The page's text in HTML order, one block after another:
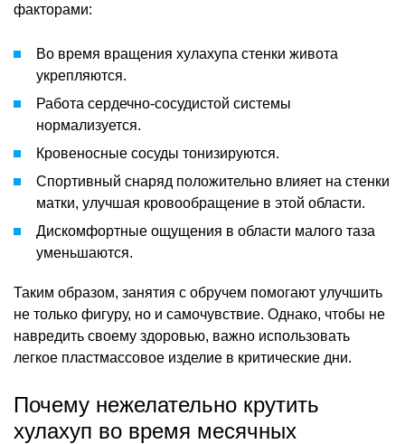
факторами:
Во время вращения хулахупа стенки живота
укрепляются.
Работа сердечно-сосудистой системы
нормализуется.
Кровеносные сосуды тонизируются.
Спортивный снаряд положительно влияет на стенки
матки, улучшая кровообращение в этой области.
Дискомфортные ощущения в области малого таза
уменьшаются.
Таким образом, занятия с обручем помогают улучшить
не только фигуру, но и самочувствие. Однако, чтобы не
навредить своему здоровью, важно использовать
легкое пластмассовое изделие в критические дни.
Почему нежелательно крутить
хулахуп во время месячных